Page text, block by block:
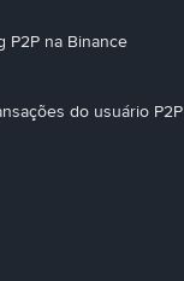
P2P na Binance
do usuário P2P